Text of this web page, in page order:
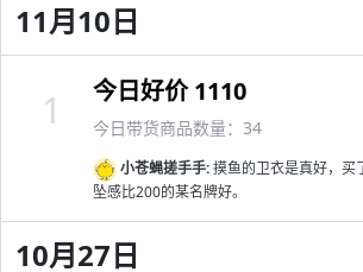
11月10日
今日好价 1110
今日带货商品数量：34
小苍蝇搓手手:摸鱼的卫衣是真好，买
坠感比200的某名牌好。
1
10月27日